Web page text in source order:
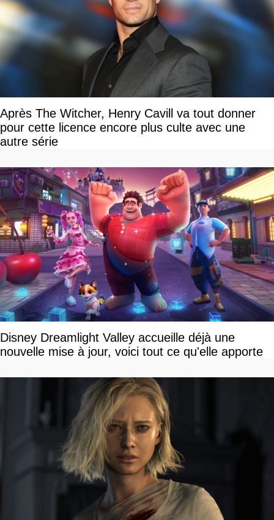
Après The Witcher, Henry Cavill va tout donner
pour cette licence encore plus culte avec une
autre série
Disney Dreamlight Valley accueille déjà une
nouvelle mise à jour, voici tout ce qu'elle apporte